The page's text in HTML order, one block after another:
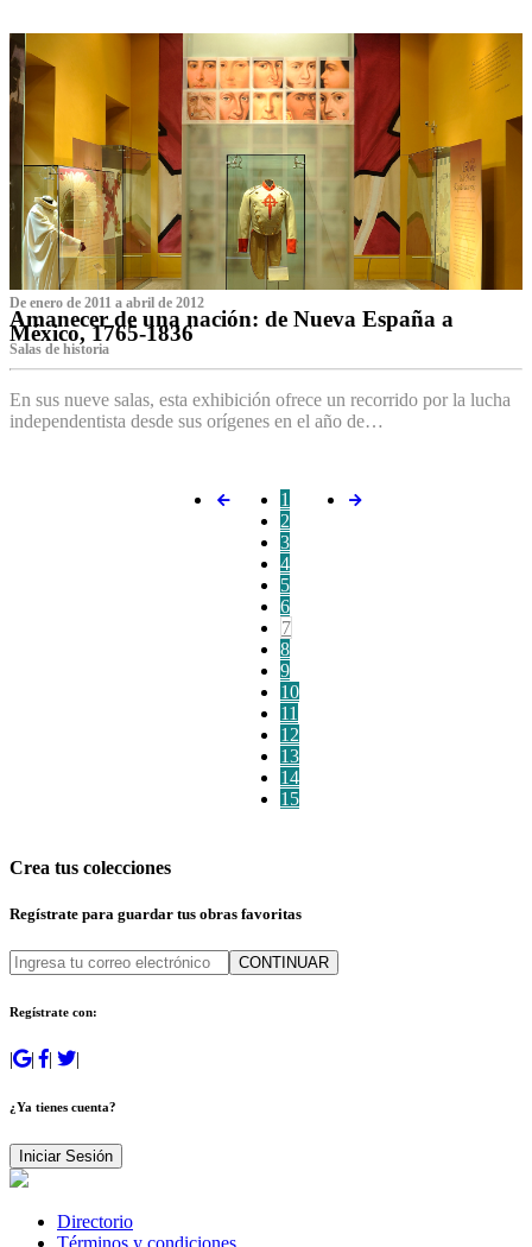
De enero de 2011 a abril de 2012
Amanecer de una nación: de Nueva España a
México, 1765-1836
Salas de historia
En sus nueve salas, esta exhibición ofrece un recorrido por la lucha
independentista desde sus orígenes en el año de…
1
2
3
4
5
6
7
8
9
10
11
12
13
14
15
Crea tus colecciones
Regístrate para guardar tus obras favoritas
CONTINUAR
Regístrate con:
| | | |
¿Ya tienes cuenta?
Iniciar Sesión
Directorio
Términos y condiciones